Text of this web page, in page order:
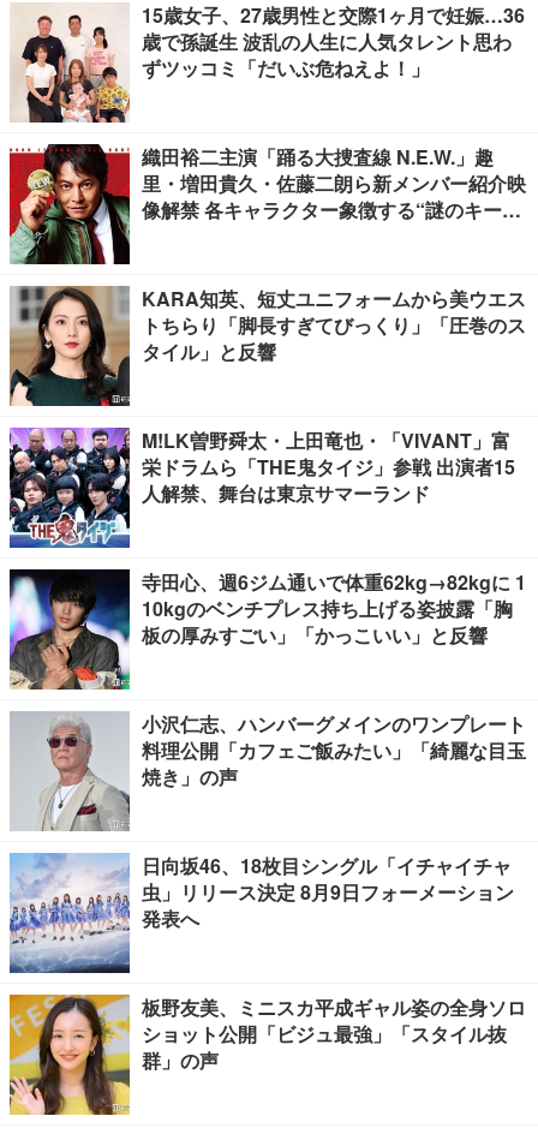
15歳女子、27歳男性と交際1ヶ月で妊娠…36
歳で孫誕生 波乱の人生に人気タレント思わ
ずツッコミ「だいぶ危ねえよ！」
織田裕二主演「踊る大捜査線 N.E.W.」趣
里・増田貴久・佐藤二朗ら新メンバー紹介映
像解禁 各キャラクター象徴する“謎のキーワ
KARA知英、短丈ユニフォームから美ウエス
トちらり「脚長すぎてびっくり」「圧巻のス
タイル」と反響
M!LK曽野舜太・上田竜也・「VIVANT」富
栄ドラムら「THE鬼タイジ」参戦 出演者15
人解禁、舞台は東京サマーランド
寺田心、週6ジム通いで体重62kg→82kgに 1
10kgのベンチプレス持ち上げる姿披露「胸
板の厚みすごい」「かっこいい」と反響
小沢仁志、ハンバーグメインのワンプレート
料理公開「カフェご飯みたい」「綺麗な目玉
焼き」の声
日向坂46、18枚目シングル「イチャイチャ
虫」リリース決定 8月9日フォーメーション
発表へ
板野友美、ミニスカ平成ギャル姿の全身ソロ
ショット公開「ビジュ最強」「スタイル抜
群」の声